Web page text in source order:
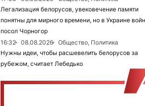
Легализация белорусов, увековечение памяти
понятны для мирного времени, но в Украине
посол Чорногор
16:32
08.08.2026
Общество, Политика
Нужны идеи, чтобы расшевелить белорусов за
рубежом, считает Лебедько